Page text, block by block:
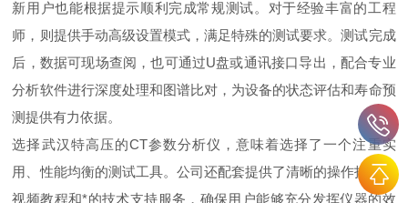
新用户也能根据提示顺利完成常规测试。对于经验丰富的工程
师，则提供手动高级设置模式，满足特殊的测试要求。测试完成
后，数据可现场查阅，也可通过U盘或通讯接口导出，配合专业
分析软件进行深度处理和图谱比对，为设备的状态评估和寿命预
测提供有力依据。
选择武汉特高压的CT参数分析仪，意味着选择了一个注重实
用、性能均衡的测试工具。公司还配套提供了清晰的操作指南、
视频教程和*的技术支持服务，确保用户能够充分发挥仪器的效